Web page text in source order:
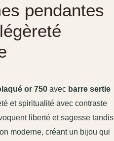
pendantes
or 750avec barre sertie
et spiritualité avec contraste
liberté et sagesse tandis
moderne, créant un bijou qui